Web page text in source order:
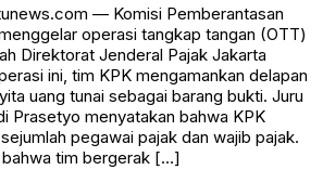
— Komisi Pemberantasan
operasi tangkap tangan (OTT)
Direktorat Jenderal Pajak Jakarta
ini, tim KPK mengamankan delapan
uang tunai sebagai barang bukti. Juru
Prasetyo menyatakan bahwa KPK
pegawai pajak dan wajib pajak.
bahwa tim bergerak […]